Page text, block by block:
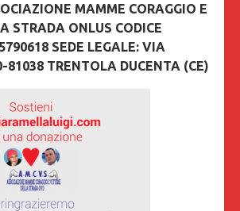
MAMME CORAGGIO E
STRADA ONLUS CODICE
SEDE LEGALE: VIA
81038 TRENTOLA DUCENTA (CE)